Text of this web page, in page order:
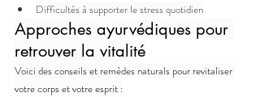
Difficultés à supporter le stress quotidien
Approches ayurvédiques pour
retrouver la vitalité
Voici des conseils et remèdes naturals pour revitaliser
votre corps et votre esprit :